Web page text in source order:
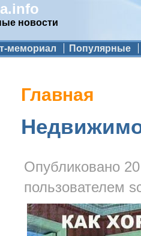
новости
мемориал Популярные
Вы здесь
Главная
Опубликовано
пользователем